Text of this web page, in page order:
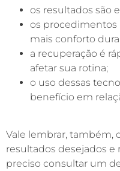
os resultados são
os procedimentos
mais conforto
a recuperação é
afetar sua rotina;
o uso dessas
benefício em
Vale lembrar, também,
resultados desejados e
preciso consultar um